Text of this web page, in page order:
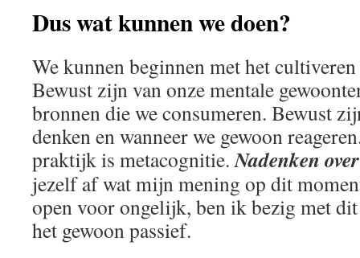
Dus wat kunnen we doen?
We kunnen beginnen met het
Bewust zijn van onze mentale
bronnen die we consumeren. Bewust
denken en wanneer we gewoon
praktijk is metacognitie.Nadenken
jezelf af wat mijn mening op dit
open voor ongelijk, ben ik bezig met
het gewoon passief.